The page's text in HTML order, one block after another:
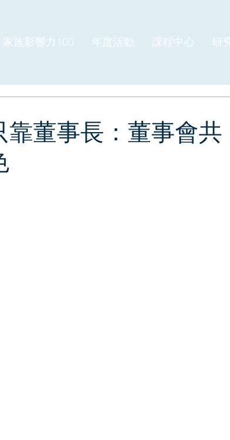
家族影響力100 年度活動 課程中心 研
董事長：董事會共